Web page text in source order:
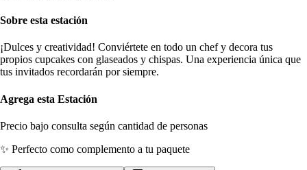
Sobre esta estación
¡Dulces y creatividad! Conviértete en todo un chef y decora tus
propios cupcakes con glaseados y chispas. Una experiencia única que
tus invitados recordarán por siempre.
Agrega esta Estación
Precio bajo consulta según cantidad de personas
✨ Perfecto como complemento a tu paquete